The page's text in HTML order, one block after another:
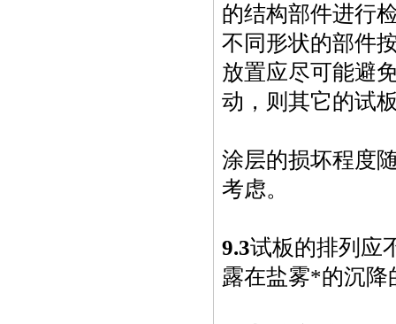
的结构部件进行
不同形状的部件
放置应尽可能避
动，则其它的试
涂层的损坏程度
考虑。
9.3试板的排列应
露在盐雾*的沉降